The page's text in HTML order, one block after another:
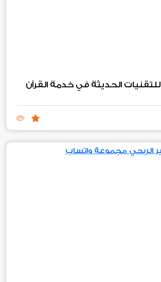
جائزة البرهان للتقنيات الحديثة في خدمة القرآن